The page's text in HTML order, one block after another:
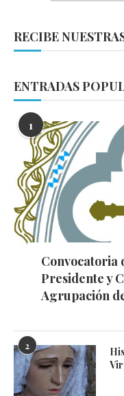
RECIBE
ENTRADAS
1
Convocatoria
Presidente y
Agrupación
2